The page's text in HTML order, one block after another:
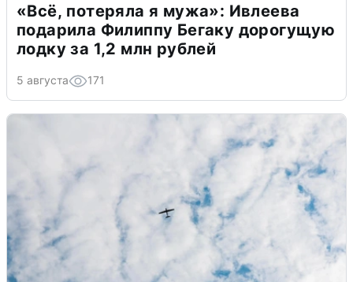
«Всё, потеряла я мужа»: Ивлеева
подарила Филиппу Бегаку дорогущую
лодку за 1,2 млн рублей
5 августа 171